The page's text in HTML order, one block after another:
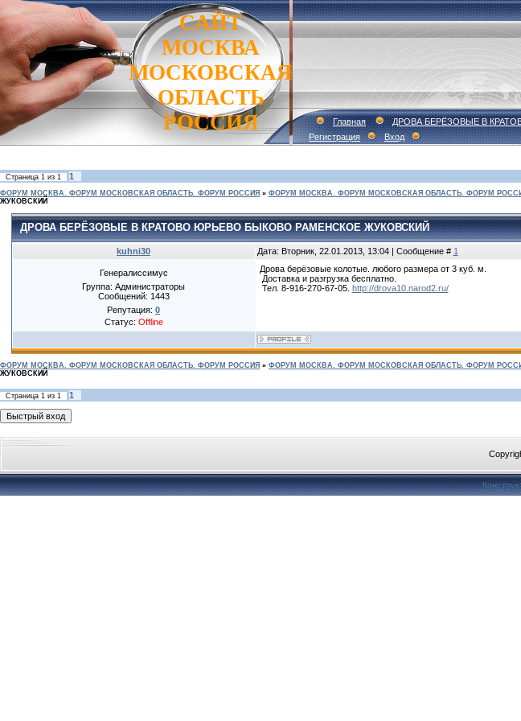
САЙТ
МОСКВА
МОСКОВСКАЯ
ОБЛАСТЬ
РОССИЯ
Главная
ДРОВА БЕРЁЗОВЫЕ В
Регистрация
Вход
Страница 1 из 1 1
ФОРУМ МОСКВА. ФОРУМ МОСКОВСКАЯ ОБЛАСТЬ. ФОРУМ РОССИЯ » ФОРУМ МОСКВА. ФОРУМ МОСКОВСКАЯ ОБЛАСТЬ. ФОРУМ
ЖУКОВСКИЙ
ДРОВА БЕРЁЗОВЫЕ В КРАТОВО ЮРЬЕВО БЫКОВО РАМЕНСКОЕ ЖУКОВСКИЙ
kuhni30 Дата: Вторник, 22.01.2013, 13:04 | Сообщение # 1
Генералиссимус
Группа: Администраторы
Сообщений: 1443
Репутация: 0
Статус: Offline
Дрова берёзовые колотые. любого размера от 3 куб. м.
Доставка и разгрузка бесплатно.
Тел. 8-916-270-67-05. http://drova10.narod2.ru/
ФОРУМ МОСКВА. ФОРУМ МОСКОВСКАЯ ОБЛАСТЬ. ФОРУМ РОССИЯ » ФОРУМ МОСКВА. ФОРУМ МОСКОВСКАЯ ОБЛАСТЬ. ФОРУМ
ЖУКОВСКИЙ
Страница 1 из 1
1